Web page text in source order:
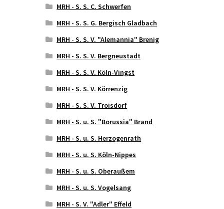
MRH - S. S. C. Schwerfen
MRH - S. S. G. Bergisch Gladbach
MRH - S. S. V. "Alemannia" Brenig
MRH - S. S. V. Bergneustadt
MRH - S. S. V. Köln-Vingst
MRH - S. S. V. Körrenzig
MRH - S. S. V. Troisdorf
MRH - S. u. S. "Borussia" Brand
MRH - S. u. S. Herzogenrath
MRH - S. u. S. Köln-Nippes
MRH - S. u. S. Oberaußem
MRH - S. u. S. Vogelsang
MRH - S. V. "Adler" Effeld